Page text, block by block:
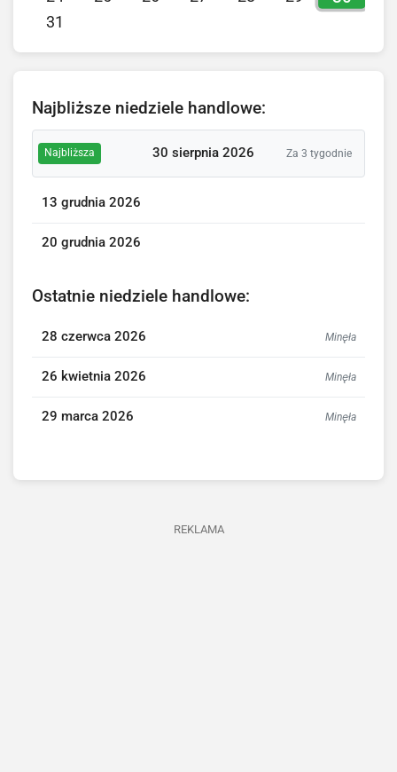
31
Najbliższe niedziele handlowe:
Najbliższa 30 sierpnia 2026 Za 3 tygodnie
13 grudnia 2026
20 grudnia 2026
Ostatnie niedziele handlowe:
28 czerwca 2026 Minęła
26 kwietnia 2026 Minęła
29 marca 2026 Minęła
REKLAMA